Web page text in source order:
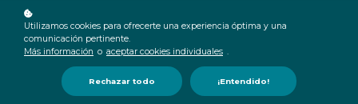
Utilizamos cookies para ofrecerte una experiencia óptima y una
comunicación pertinente.
Más información o aceptar cookies individuales .
Rechazar todo ¡Entendido!